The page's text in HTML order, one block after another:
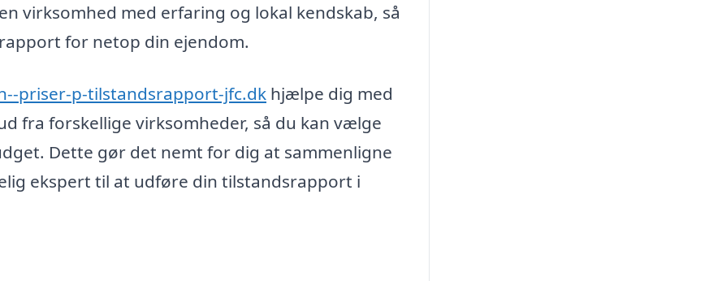
virksomhed med erfaring og lokal kendskab, så
for netop din ejendom.
priser-p-tilstandsrapport-jfc.dk hjælpe dig med
fra forskellige virksomheder, så du kan vælge
Dette gør det nemt for dig at sammenligne
ekspert til at udføre din tilstandsrapport i